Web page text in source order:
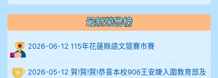
906陳兆宏 5A10+ 作文5
912余 嘉 5A10+
914謝佩臻 5A10+
最新榮譽榜
2026-06-12 115年花蓮縣語文競賽市賽
2026-05-12 賀!賀!賀!恭喜本校906王安婕入圍教育部及